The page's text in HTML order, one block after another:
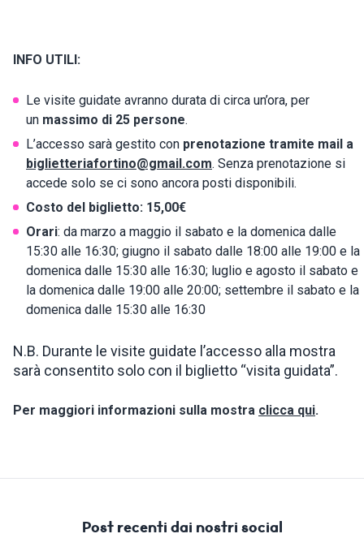
INFO UTILI:
Le visite guidate avranno durata di circa un’ora, per
un massimo di 25 persone.
L’accesso sarà gestito con prenotazione tramite mail a
biglietteriafortino@gmail.com. Senza prenotazione si
accede solo se ci sono ancora posti disponibili.
Costo del biglietto: 15,00€
Orari: da marzo a maggio il sabato e la domenica dalle
15:30 alle 16:30; giugno il sabato dalle 18:00 alle 19:00 e la
domenica dalle 15:30 alle 16:30; luglio e agosto il sabato e
la domenica dalle 19:00 alle 20:00; settembre il sabato e la
domenica dalle 15:30 alle 16:30
N.B. Durante le visite guidate l’accesso alla mostra
sarà consentito solo con il biglietto “visita guidata”.
Per maggiori informazioni sulla mostra clicca qui.
Post recenti dai nostri social